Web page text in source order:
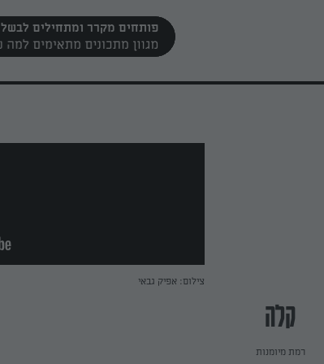
פותחים מקרר ומתחילים לבשל
קלה
רמת מיומנות
צילום: אפיק גבאי